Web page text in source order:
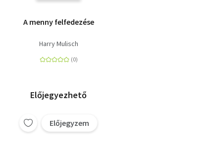
A menny felfedezése
Harry Mulisch
Előjegyezhető
Előjegyzem